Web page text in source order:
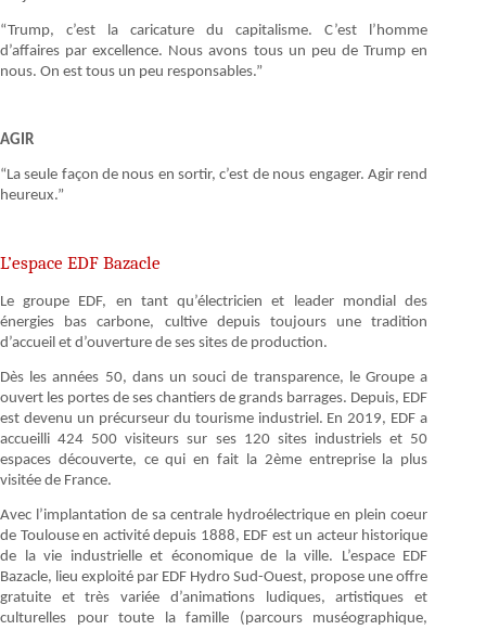
“Trump, c’est la caricature du capitalisme. C’est l’homme
d’affaires par excellence. Nous avons tous un peu de Trump en
nous. On est tous un peu responsables.”
AGIR
“La seule façon de nous en sortir, c’est de nous engager. Agir rend
heureux.”
L’espace EDF Bazacle
Le groupe EDF, en tant qu’électricien et leader mondial des
énergies bas carbone, cultive depuis toujours une tradition
d’accueil et d’ouverture de ses sites de production.
Dès les années 50, dans un souci de transparence, le Groupe a
ouvert les portes de ses chantiers de grands barrages. Depuis, EDF
est devenu un précurseur du tourisme industriel. En 2019, EDF a
accueilli 424 500 visiteurs sur ses 120 sites industriels et 50
espaces découverte, ce qui en fait la 2ème entreprise la plus
visitée de France.
Avec l’implantation de sa centrale hydroélectrique en plein coeur
de Toulouse en activité depuis 1888, EDF est un acteur historique
de la vie industrielle et économique de la ville. L’espace EDF
Bazacle, lieu exploité par EDF Hydro Sud-Ouest, propose une offre
gratuite et très variée d’animations ludiques, artistiques et
culturelles pour toute la famille (parcours muséographique,